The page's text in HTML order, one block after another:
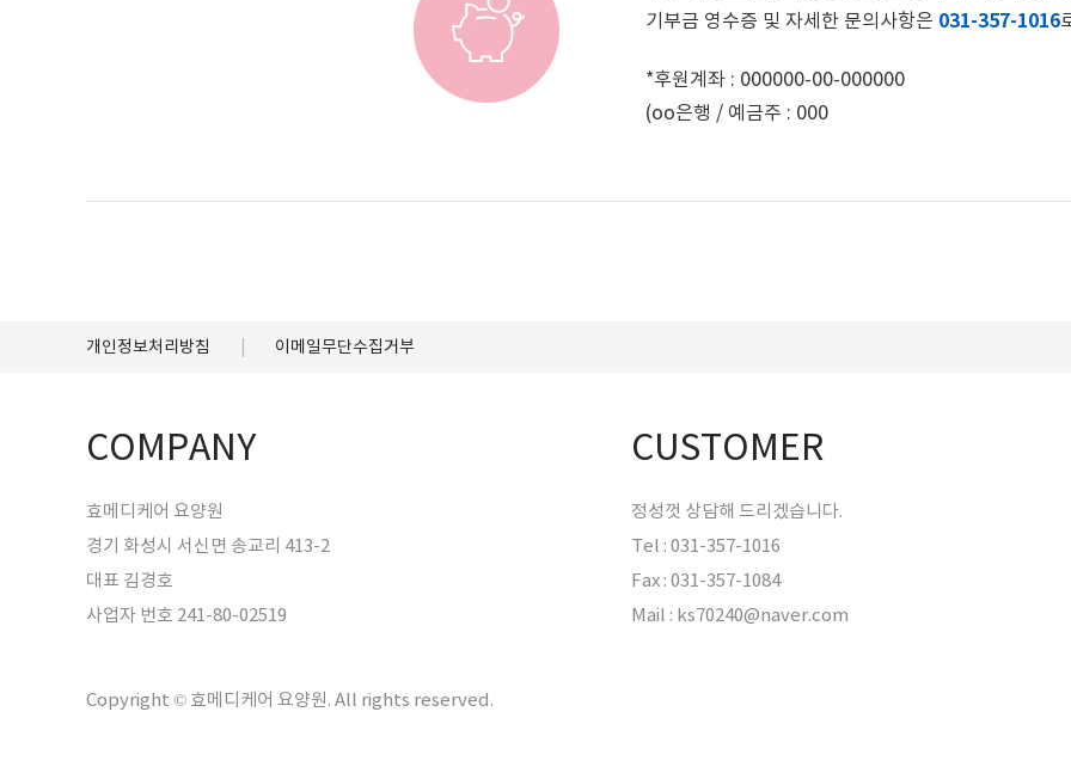
기부금 영수증 및 자세한 문의사항은 031-357-1016
*후원계좌 : 000000-00-000000
(oo은행 / 예금주 : 000
개인정보처리방침 이메일무단수집거부
COMPANY
효메디케어 요양원
경기 화성시 서신면 송교리 413-2
대표 김경호
사업자 번호 241-80-02519
CUSTOMER
정성껏 상담해 드리겠습니다.
Tel : 031-357-1016
Fax : 031-357-1084
Mail : ks70240@naver.com
Copyright © 효메디케어 요양원. All rights reserved.